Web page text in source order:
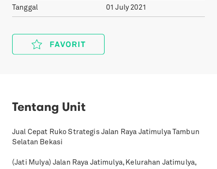
Tanggal 01 July 2021
Tentang Unit
Jual Cepat Ruko Strategis Jalan Raya Jatimulya Tambun
Selatan Bekasi
(Jati Mulya) Jalan Raya Jatimulya, Kelurahan Jatimulya,